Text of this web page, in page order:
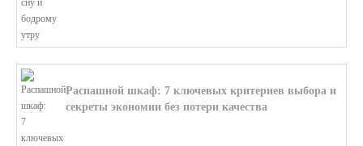
Распашной шкаф: 7 ключевых критериев выбора и
секреты экономии без потери качества